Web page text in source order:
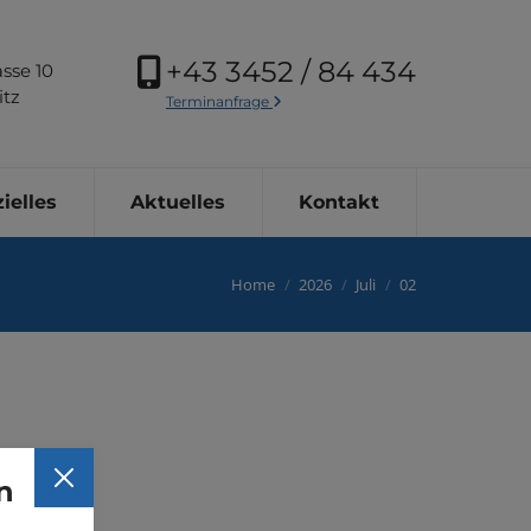
10
+43 3452 / 84 434
Terminanfrage
Aktuelles Kontakt
You are here:
Home 2026 Juli 02